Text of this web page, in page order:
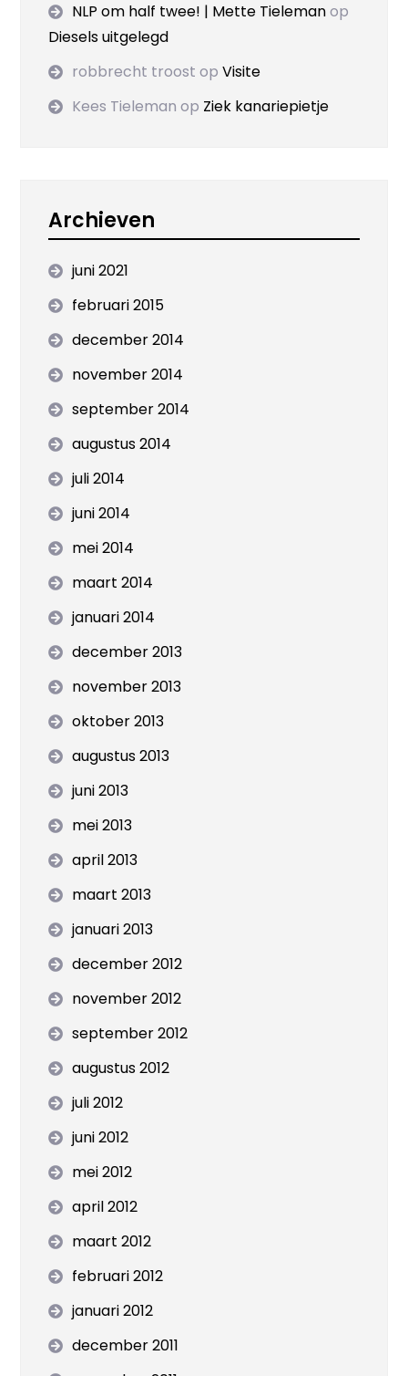
NLP om half twee! | Mette Tielemanop
Diesels uitgelegd
robbrecht troost opVisite
Kees Tieleman op Ziek kanariepietje
Archieven
juni 2021
februari 2015
december 2014
november 2014
september 2014
augustus 2014
juli 2014
juni 2014
mei 2014
maart 2014
januari 2014
december 2013
november 2013
oktober 2013
augustus 2013
juni 2013
mei 2013
april 2013
maart 2013
januari 2013
december 2012
november 2012
september 2012
augustus 2012
juli 2012
juni 2012
mei 2012
april 2012
maart 2012
februari 2012
januari 2012
december 2011